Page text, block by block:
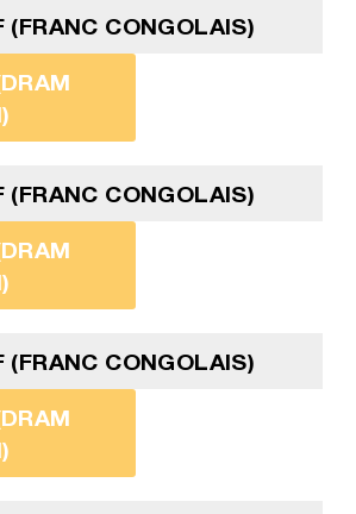
(FRANC CONGOLAIS)
(FRANC CONGOLAIS)
(FRANC CONGOLAIS)